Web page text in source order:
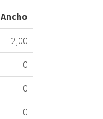
Ancho
2,00
0
0
0